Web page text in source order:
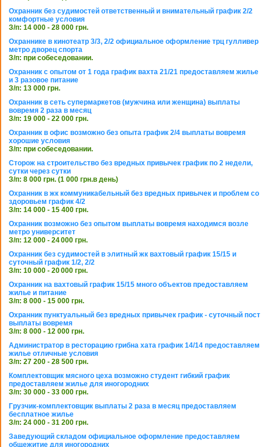
Охранник без судимостей ответственный и внимательный график 2/2
комфортные условия
З/п: 14 000 - 28 000 грн.
Охраннике в кинотеатр 3/3, 2/2 официальное оформление трц гулливер
метро дворец спорта
З/п: при собеседовании.
Охранник с опытом от 1 года график вахта 21/21 предоставляем жилье
и 3 разовое питание
З/п: 13 000 грн.
Охранник в сеть супермаркетов (мужчина или женщина) выплаты
вовремя 2 раза в месяц
З/п: 19 000 - 22 000 грн.
Охранник в офис возможно без опыта график 2/4 выплаты вовремя
хорошие условия
З/п: при собеседовании.
Сторож на строительство без вредных привычек график по 2 недели,
сутки через сутки
З/п: 8 000 грн. (1 000 грн.в день)
Охранник в жк коммуникабельный без вредных привычек и проблем со
здоровьем график 4/2
З/п: 14 000 - 15 400 грн.
Охранник возможно без опытом выплаты вовремя находимся возле
метро университет
З/п: 12 000 - 24 000 грн.
Охранник без судимостей в элитный жк вахтовый график 15/15 и
суточный график 1/2, 2/2
З/п: 10 000 - 20 000 грн.
Охранник на вахтовый график 15/15 много объектов предоставляем
жилье и питание
З/п: 8 000 - 15 000 грн.
Охранник пунктуальный без вредных привычек график - суточный пост
выплаты вовремя
З/п: 8 000 - 12 000 грн.
Администратор в ресторацию грибна хата график 14/14 предоставляем
жилье отличные условия
З/п: 27 200 - 28 500 грн.
Комплектовщик мясного цеха возможно студент гибкий график
предоставляем жилье для иногородних
З/п: 30 000 - 33 000 грн.
Грузчик-комплектовщик выплаты 2 раза в месяц предоставляем
бесплатное жилье
З/п: 24 000 - 31 200 грн.
Заведующий складом официальное оформление предоставляем
общежитие для иногородних